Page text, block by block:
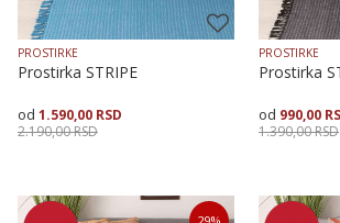
PROSTIRKE
Prostirka STRIPE
1.590,00 RSD
2.190,00RSD
Veličina Dodaj u korpu
PROSTIRKE
Prostirka
990,00
1.390,00RSD
Veličina